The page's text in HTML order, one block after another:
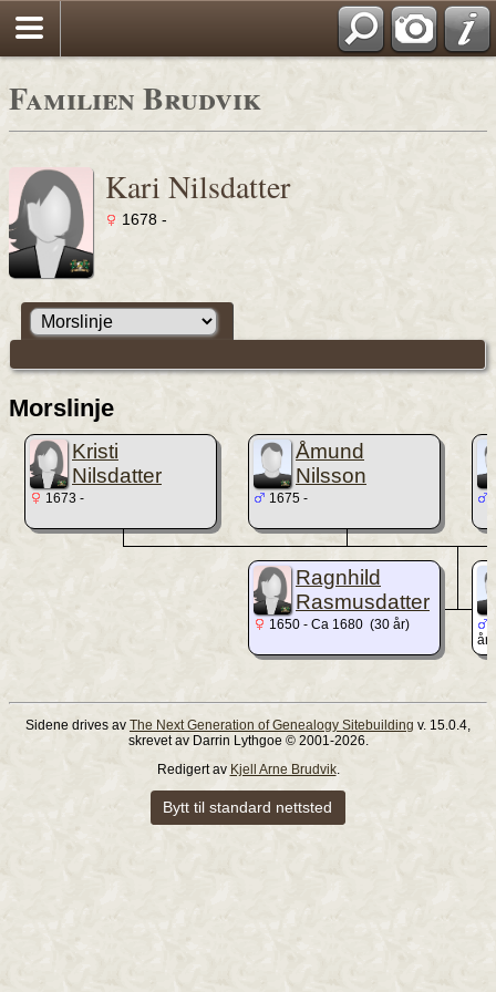
Familien Brudvik
Kari Nilsdatter
1678 -
Morslinje
Kristi
Nilsdatter
1673 -
Åmund
Nilsson
1675 -
Ragnhild
Rasmusdatter
1650 - Ca 1680 (30 år)
år)
Sidene drives av The Next Generation of Genealogy Sitebuilding v. 15.0.4,
skrevet av Darrin Lythgoe © 2001-2026.
Redigert av Kjell Arne Brudvik.
Bytt til standard nettsted